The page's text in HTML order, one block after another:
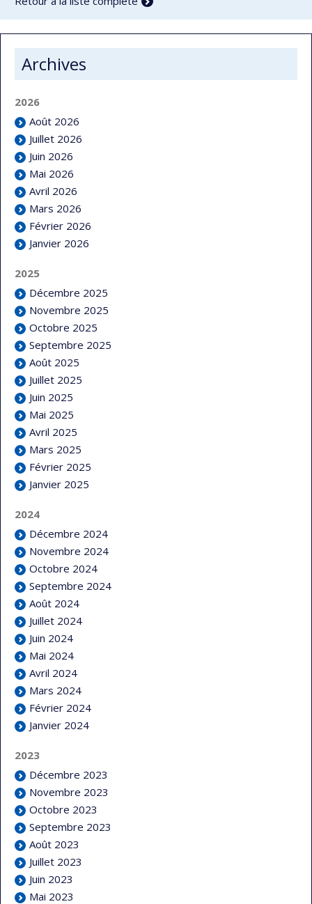
Archives
2026
Août 2026
Juillet 2026
Juin 2026
Mai 2026
Avril 2026
Mars 2026
Février 2026
Janvier 2026
2025
Décembre 2025
Novembre 2025
Octobre 2025
Septembre 2025
Août 2025
Juillet 2025
Juin 2025
Mai 2025
Avril 2025
Mars 2025
Février 2025
Janvier 2025
2024
Décembre 2024
Novembre 2024
Octobre 2024
Septembre 2024
Août 2024
Juillet 2024
Juin 2024
Mai 2024
Avril 2024
Mars 2024
Février 2024
Janvier 2024
2023
Décembre 2023
Novembre 2023
Octobre 2023
Septembre 2023
Août 2023
Juillet 2023
Juin 2023
Mai 2023